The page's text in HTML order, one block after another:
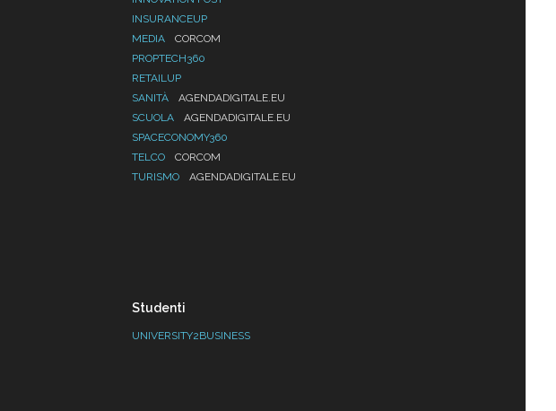
INSURANCEUP
MEDIA
CORCOM
PROPTECH360
RETAILUP
SANITÀ
AGENDADIGITALE.EU
SCUOLA
AGENDADIGITALE.EU
SPACECONOMY360
TELCO
CORCOM
TURISMO
AGENDADIGITALE.EU
Studenti
UNIVERSITY2BUSINESS